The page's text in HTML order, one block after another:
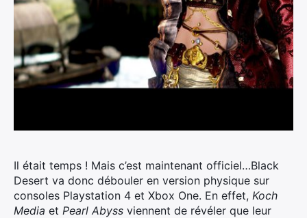
Il était temps ! Mais c’est maintenant officiel…Black
Desert va donc débouler en version physique sur
consoles Playstation 4 et Xbox One. En effet, Koch
Media et Pearl Abyss viennent de révéler que leur